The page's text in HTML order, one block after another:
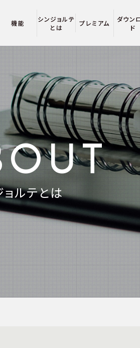
機能
シンジョルテ
とは
プレミアム
ダウン
ド
ョルテとは